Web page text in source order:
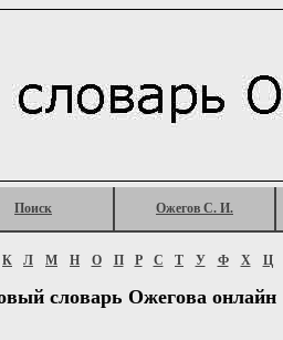
Поиск Ожегов С. И.
К Л М Н О П Р С Т У Ф Х Ц
словарь Ожегова онлайн